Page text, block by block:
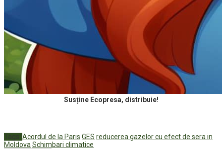
Susține Ecopresa, distribuie!
Tags: Acordul de la Paris GES reducerea gazelor cu efect de sera in
Moldova Schimbari climatice